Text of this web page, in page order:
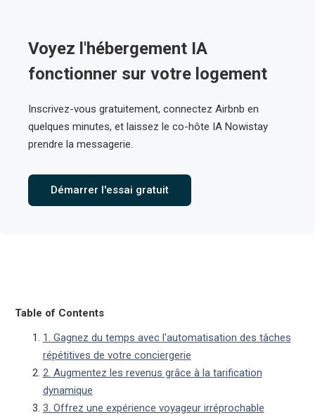
Voyez l'hébergement IA
fonctionner sur votre logement
Inscrivez-vous gratuitement, connectez Airbnb en
quelques minutes, et laissez le co-hôte IA Nowistay
prendre la messagerie.
Démarrer l'essai gratuit
Table of Contents
1. Gagnez du temps avec l'automatisation des tâches
répétitives de votre conciergerie
2. Augmentez les revenus grâce à la tarification
dynamique
3. Offrez une expérience voyageur irréprochable